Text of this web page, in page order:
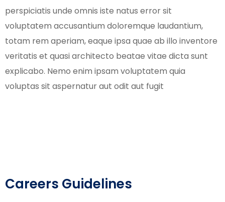
perspiciatis unde omnis iste natus error sit
voluptatem accusantium doloremque laudantium,
totam rem aperiam, eaque ipsa quae ab illo inventore
veritatis et quasi architecto beatae vitae dicta sunt
explicabo. Nemo enim ipsam voluptatem quia
voluptas sit aspernatur aut odit aut fugit
Careers Guidelines